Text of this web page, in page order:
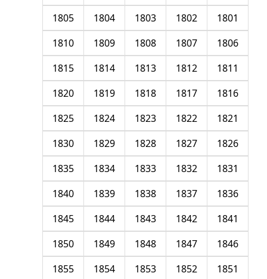
1801
1802
1803
1804
1805
1806
1807
1808
1809
1810
1811
1812
1813
1814
1815
1816
1817
1818
1819
1820
1821
1822
1823
1824
1825
1826
1827
1828
1829
1830
1831
1832
1833
1834
1835
1836
1837
1838
1839
1840
1841
1842
1843
1844
1845
1846
1847
1848
1849
1850
1851
1852
1853
1854
1855